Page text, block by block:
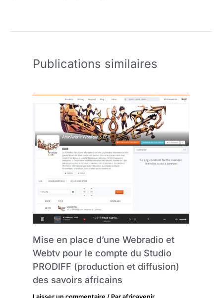
Publications similaires
Mise en place d’une Webradio et
Webtv pour le compte du Studio
PRODIFF (production et diffusion)
des savoirs africains